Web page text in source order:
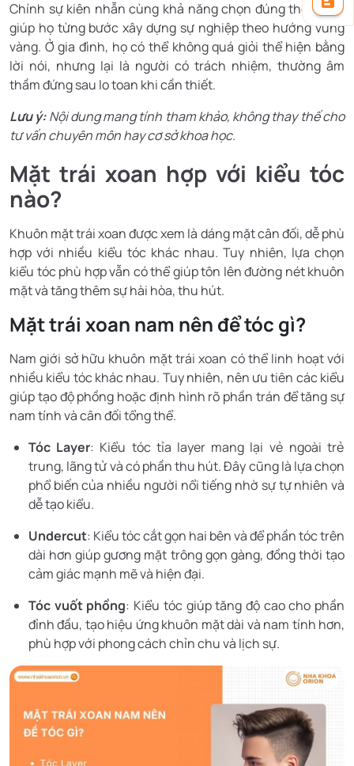
Chính sự kiên nhẫn cùng khả năng chọn đúng thời điểm
giúp họ từng bước xây dựng sự nghiệp theo hướng vững
vàng. Ở gia đình, họ có thể không quá giỏi thể hiện bằng
lời nói, nhưng lại là người có trách nhiệm, thường âm
thầm đứng sau lo toan khi cần thiết.
Lưu ý:Nội dung mang tính tham khảo, không thay thế cho
tư vấn chuyên môn hay cơ sở khoa học.
Mặt trái xoan hợp với kiểu tóc
nào?
Khuôn mặt trái xoan được xem là dáng mặt cân đối, dễ phù
hợp với nhiều kiểu tóc khác nhau. Tuy nhiên, lựa chọn
kiểu tóc phù hợp vẫn có thể giúp tôn lên đường nét khuôn
mặt và tăng thêm sự hài hòa, thu hút.
Mặt trái xoan nam nên để tóc gì?
Nam giới sở hữu khuôn mặt trái xoan có thể linh hoạt với
nhiều kiểu tóc khác nhau. Tuy nhiên, nên ưu tiên các kiểu
giúp tạo độ phồng hoặc định hình rõ phần trán để tăng sự
nam tính và cân đối tổng thể.
Tóc Layer: Kiểu tóc tỉa layer mang lại vẻ ngoài trẻ
trung, lãng tử và có phần thu hút. Đây cũng là lựa chọn
phổ biến của nhiều người nổi tiếng nhờ sự tự nhiên và
dễ tạo kiểu.
Undercut: Kiểu tóc cắt gọn hai bên và để phần tóc trên
dài hơn giúp gương mặt trông gọn gàng, đồng thời tạo
cảm giác mạnh mẽ và hiện đại.
Tóc vuốt phồng: Kiểu tóc giúp tăng độ cao cho phần
đỉnh đầu, tạo hiệu ứng khuôn mặt dài và nam tính hơn,
phù hợp với phong cách chỉn chu và lịch sự.